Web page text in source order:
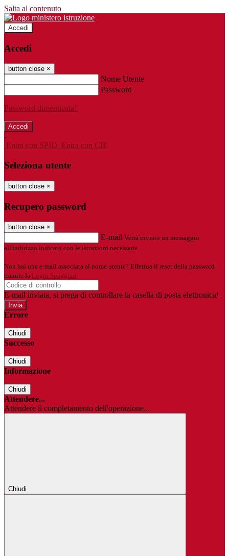
Salta al contenuto
Accedi
Accedi
button close ×
Nome Utente
Password
Password dimenticata?
-
Entra con SPID Entra con CIE
Seleziona utente
button close ×
Recupero password
button close ×
E-mail Verrà inviato un messaggio
all'indirizzo indicato con le istruzioni necessarie.
Non hai una e-mail associata al nome utente? Effettua il reset della password
tramite la Login Spaggiari
E-mail inviata, si prega di controllare la casella di posta elettronica!
Errore
Chiudi
Successo
Chiudi
Informazione
Chiudi
Attendere...
Attendere il completamento dell'operazione...
Chiudi